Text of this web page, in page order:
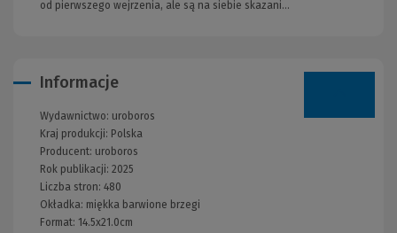
od pierwszego wejrzenia, ale są na siebie skazani…
Informacje
Wydawnictwo: uroboros
Kraj produkcji: Polska
Producent: uroboros
Rok publikacji: 2025
Liczba stron: 480
Okładka: miękka barwione brzegi
Format: 14.5x21.0cm